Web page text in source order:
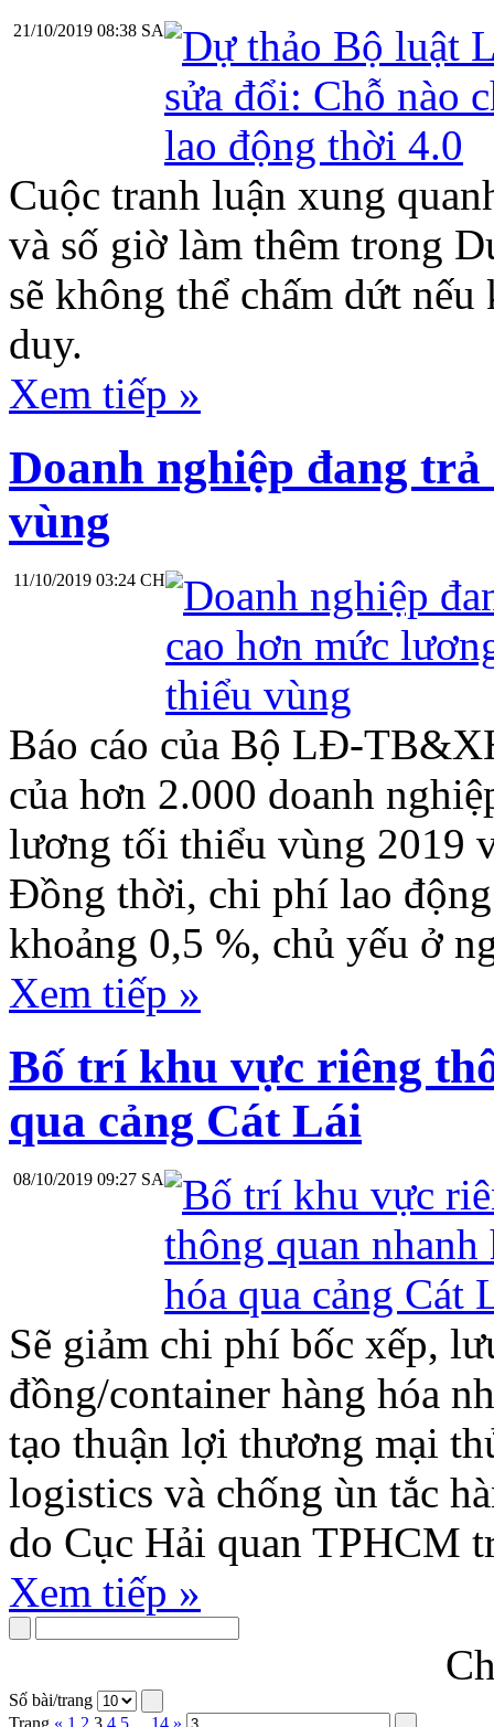
21/10/2019 08:38 SA
Cuộc tranh luận xung
và số giờ làm thêm trong
sẽ không thể chấm dứt
duy.
Xem tiếp »
Doanh nghiệp đang
vùng
11/10/2019 03:24 CH
Báo cáo của Bộ LĐ-
của hơn 2.000 doanh
lương tối thiểu vùng 2019
Đồng thời, chi phí lao
khoảng 0,5 %, chủ yếu ở
Xem tiếp »
Bố trí khu vực riêng
qua cảng Cát Lái
08/10/2019 09:27 SA
Sẽ giảm chi phí bốc xếp,
đồng/container hàng hóa
tạo thuận lợi thương mại
logistics và chống ùn tắc
do Cục Hải quan TPHCM
Xem tiếp »
Số bài/trang
Trang « 1 2 3 4 5 14 »